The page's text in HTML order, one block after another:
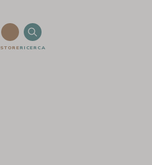
STORE RICERCA